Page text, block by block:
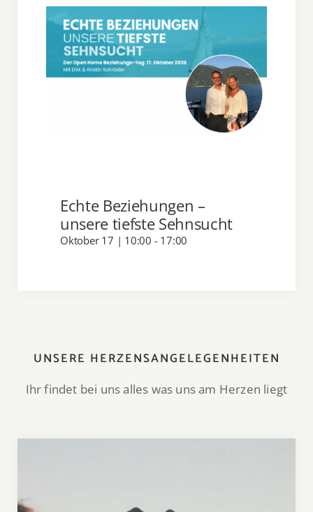
Über uns
Spenden
Echte Beziehungen –
unsere tiefste Sehnsucht
Oktober 17 | 10:00 - 17:00
UNSERE HERZENSANGELEGENHEITEN
Ihr findet bei uns alles was uns am Herzen liegt